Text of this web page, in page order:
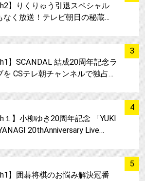
】りくりゅう引退スペシャル
なく放送！テレビ朝日の秘蔵…
3
】SCANDAL 結成20周年記念ラ
を CSテレ朝チャンネルで独占…
4
１】小柳ゆき20周年記念 「YUKI
20thAnniversary Live…
5
イル
】囲碁将棋のお悩み解決冠番